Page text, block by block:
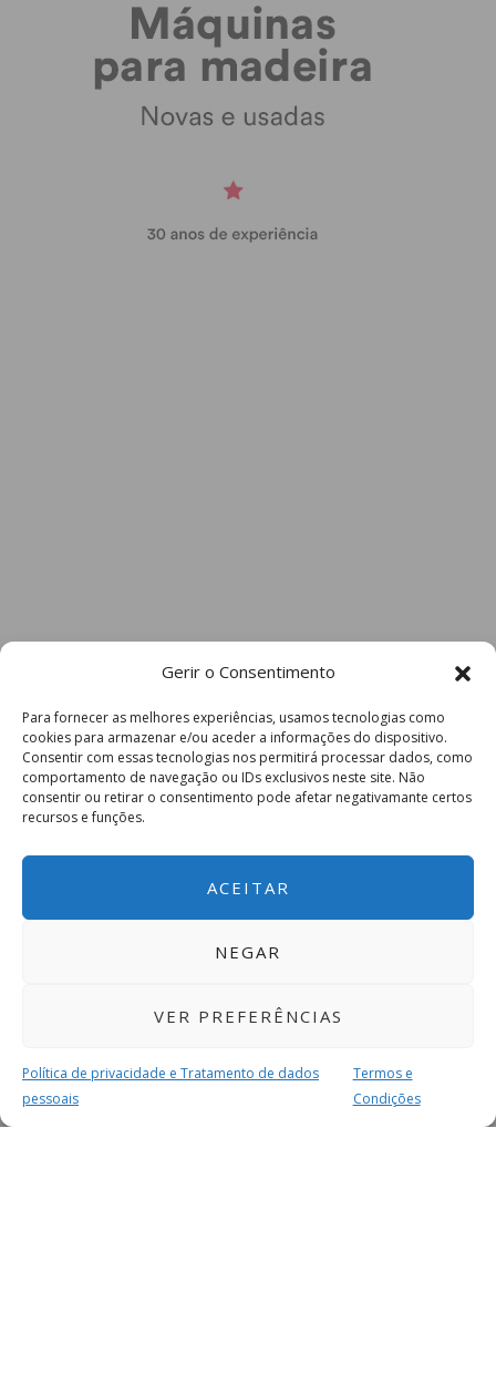
Gerir o Consentimento
Para fornecer as melhores experiências, usamos tecnologias como
cookies para armazenar e/ou aceder a informações do dispositivo.
Consentir com essas tecnologias nos permitirá processar dados, como
comportamento de navegação ou IDs exclusivos neste site. Não
consentir ou retirar o consentimento pode afetar negativamante certos
recursos e funções.
ACEITAR
NEGAR
VER PREFERÊNCIAS
Política de privacidade e Tratamento de dados
pessoais
Termos e
Condições